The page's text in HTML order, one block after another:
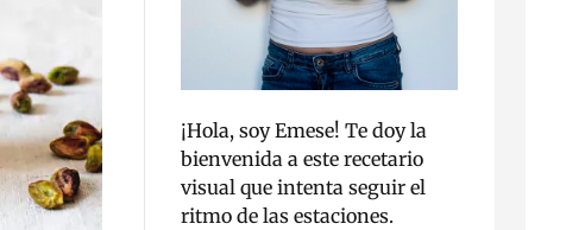
¡Hola, soy Emese! Te doy la
bienvenida a este recetario
visual que intenta seguir el
ritmo de las estaciones.